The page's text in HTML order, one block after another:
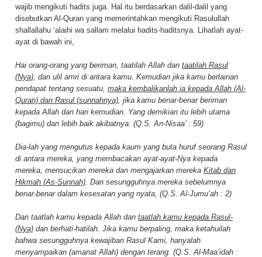
wajib mengikuti hadits juga. Hal itu berdasarkan dalil-dalil yang
disebutkan Al-Quran yang memerintahkan mengikuti Rasulullah
shallallahu ‘alaihi wa sallam melalui hadits-haditsnya. Lihatlah ayat-
ayat di bawah ini,
Hai orang-orang yang beriman, taatilah Allah dan taatilah Rasul
(Nya) , dan ulil amri di antara kamu. Kemudian jika kamu berlainan
pendapat tentang sesuatu, maka kembalikanlah ia kepada Allah (Al-
Quran) dan Rasul (sunnahnya) , jika kamu benar-benar beriman
kepada Allah dan hari kemudian. Yang demikian itu lebih utama
(bagimu) dan lebih baik akibatnya. (Q.S. An-Nisaa’ : 59)
Dia-lah yang mengutus kepada kaum yang buta huruf seorang Rasul
di antara mereka, yang membacakan ayat-ayat-Nya kepada
mereka, mensucikan mereka dan mengajarkan mereka Kitab dan
Hikmah (As-Sunnah) . Dan sesungguhnya mereka sebelumnya
benar-benar dalam kesesatan yang nyata, (Q.S. Al-Jumu’ah : 2)
Dan taatlah kamu kepada Allah dan taatlah kamu kepada Rasul-
(Nya) dan berhati-hatilah. Jika kamu berpaling, maka ketahuilah
bahwa sesungguhnya kewajiban Rasul Kami, hanyalah
menyampaikan (amanat Allah) dengan terang. (Q.S. Al-Maa’idah :